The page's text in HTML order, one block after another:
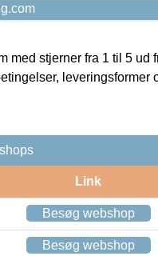
med stjerner fra 1 til 5 ud
leveringsformer
Link
Besøg webshop
Besøg webshop